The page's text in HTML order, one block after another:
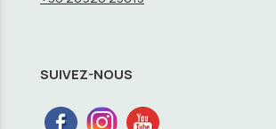
SUIVEZ-NOUS